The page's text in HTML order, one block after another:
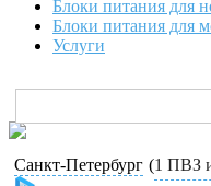
Блоки питания для
Блоки питания для
Услуги
Санкт-Петербург (1 ПВЗ